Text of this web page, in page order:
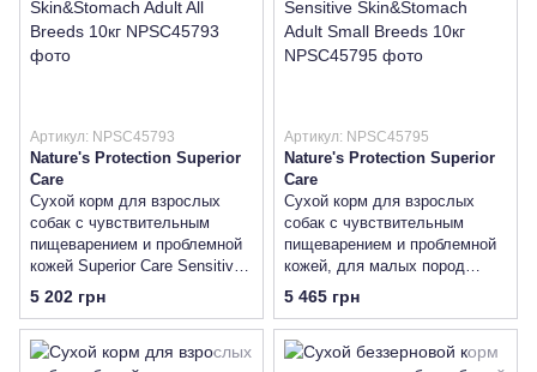
Артикул: NPSC45793
Nature's Protection Superior
Care
Сухой корм для взрослых
собак с чувствительным
пищеварением и проблемной
кожей Superior Care Sensitive
Skin&Stomach Adult All Breeds
5 202 грн
Артикул: NPSC45795
Nature's Protection Superior
Care
Сухой корм для взрослых
собак с чувствительным
пищеварением и проблемной
кожей, для малых пород
Superior Care Sensitive
Skin&Stomach Adult Small
Breeds 10кг
5 465 грн